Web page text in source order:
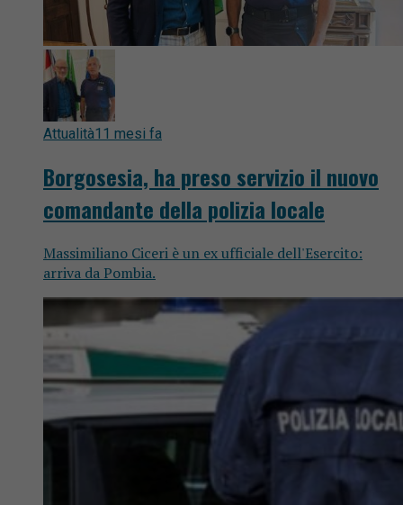
Attualità11 mesi fa
Borgosesia, ha preso servizio il nuovo
comandante della polizia locale
Massimiliano Ciceri è un ex ufficiale dell'Esercito:
arriva da Pombia.